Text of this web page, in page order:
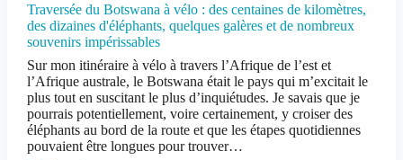
Traversée du Botswana à vélo : des centaines de kilomètres,
des dizaines d'éléphants, quelques galères et de nombreux
souvenirs impérissables
Sur mon itinéraire à vélo à travers l’Afrique de l’est et
l’Afrique australe, le Botswana était le pays qui m’excitait le
plus tout en suscitant le plus d’inquiétudes. Je savais que je
pourrais potentiellement, voire certainement, y croiser des
éléphants au bord de la route et que les étapes quotidiennes
pouvaient être longues pour trouver…